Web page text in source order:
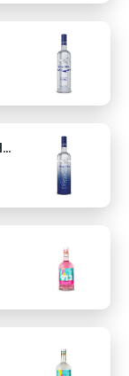
ВОДКА СИЛВЪР ХИЛС SPECIAL EDITION 1Л